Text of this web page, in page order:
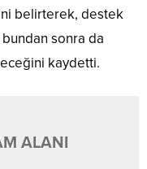
belirterek, destek
sonra da
kaydetti.
ALANI